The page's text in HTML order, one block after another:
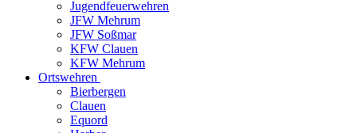
Jugendfeuerwehren
JFW Mehrum
JFW Soßmar
KFW Clauen
KFW Mehrum
Ortswehren
Bierbergen
Clauen
Equord